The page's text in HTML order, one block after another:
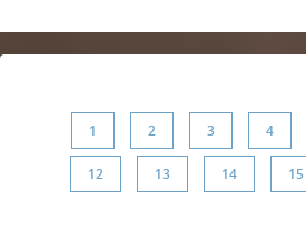
1 2 3 4
12 13 14 15